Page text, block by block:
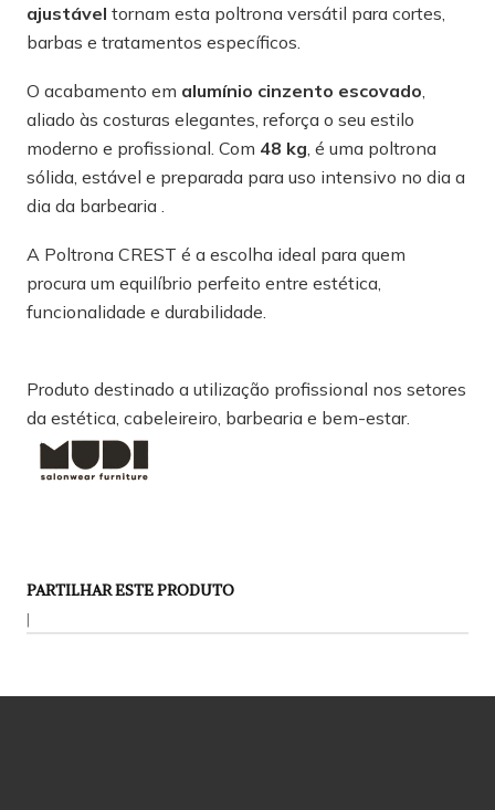
ajustável tornam esta poltrona versátil para cortes,
barbas e tratamentos específicos.
O acabamento em alumínio cinzento escovado
aliado às costuras elegantes, reforça o seu estilo
moderno e profissional. Com 48 kg , é uma poltrona
sólida, estável e preparada para uso intensivo no dia a
dia da barbearia .
A Poltrona CREST é a escolha ideal para quem
procura um equilíbrio perfeito entre estética,
funcionalidade e durabilidade.
Produto destinado a utilização profissional nos setores
da estética, cabeleireiro, barbearia e bem-estar.
PARTILHAR ESTE PRODUTO
|